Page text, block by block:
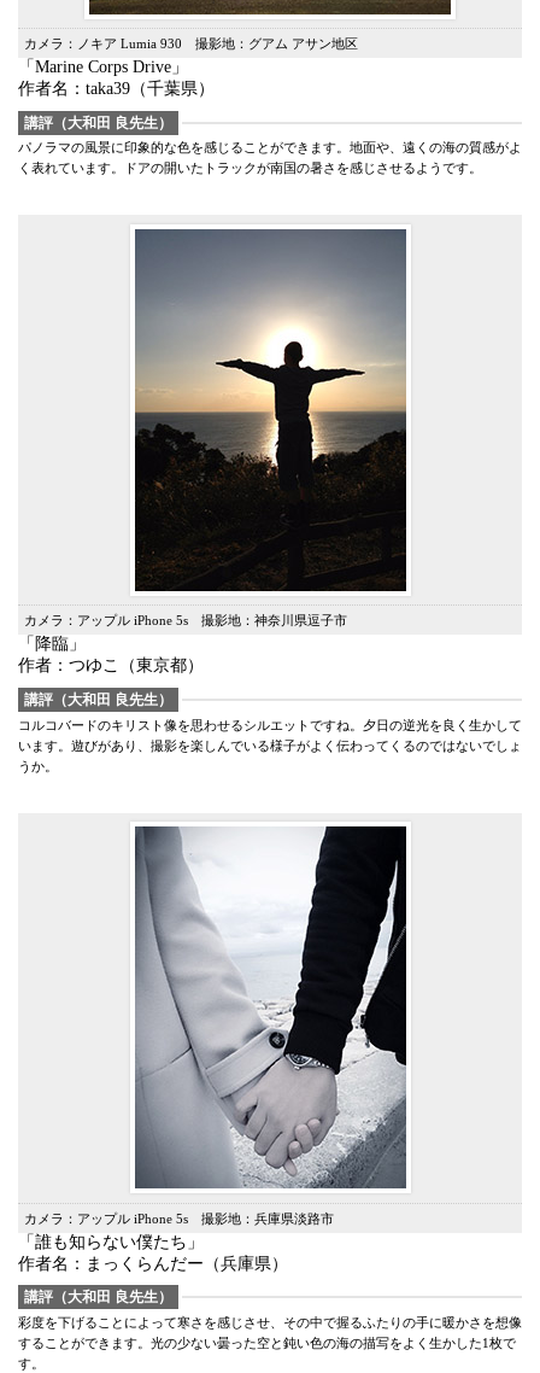
カメラ：ノキア Lumia 930 撮影地：グアム アサン地区
「Marine Corps Drive」
作者名：taka39（千葉県）
講評（大和田 良先生）
パノラマの風景に印象的な色を感じることができます。地面や、遠くの海の質感がよ
く表れています。ドアの開いたトラックが南国の暑さを感じさせるようです。
カメラ：アップル iPhone 5s 撮影地：神奈川県逗子市
「降臨」
作者：つゆこ（東京都）
講評（大和田 良先生）
コルコバードのキリスト像を思わせるシルエットですね。夕日の逆光を良く生かして
います。遊びがあり、撮影を楽しんでいる様子がよく伝わってくるのではないでしょ
うか。
カメラ：アップル iPhone 5s 撮影地：兵庫県淡路市
「誰も知らない僕たち」
作者名：まっくらんだー（兵庫県）
講評（大和田 良先生）
彩度を下げることによって寒さを感じさせ、その中で握るふたりの手に暖かさを想像
することができます。光の少ない曇った空と鈍い色の海の描写をよく生かした1枚で
す。